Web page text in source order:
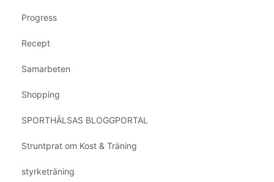
Progress
Recept
Samarbeten
Shopping
SPORTHÄLSAS BLOGGPORTAL
Struntprat om Kost & Träning
styrketräning